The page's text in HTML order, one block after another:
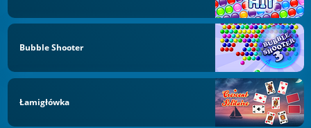
Bubble Shooter
Łamigłówka